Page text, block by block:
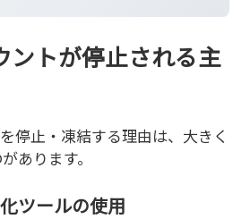
ントが停止される主
停止・凍結する理由は、大きく
あります。
ツールの使用